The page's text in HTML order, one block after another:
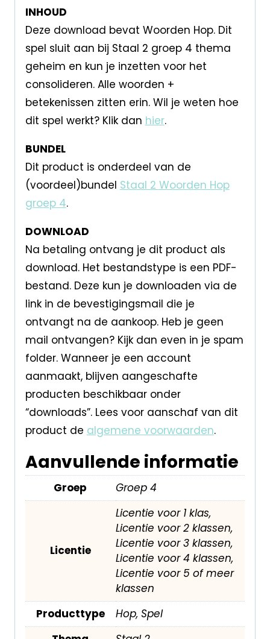
INHOUD
Deze download bevat Woorden Hop. Dit
spel sluit aan bij Staal 2 groep 4 thema
geheim en kun je inzetten voor het
consolideren. Alle woorden +
betekenissen zitten erin. Wil je weten hoe
dit spel werkt? Klik dan hier.
BUNDEL
Dit product is onderdeel van de
(voordeel)bundel Staal 2 Woorden Hop
groep 4.
DOWNLOAD
Na betaling ontvang je dit product als
download. Het bestandstype is een PDF-
bestand. Deze kun je downloaden via de
link in de bevestigingsmail die je
ontvangt na de aankoop. Heb je geen
mail ontvangen? Kijk dan even in je spam
folder. Wanneer je een account
aanmaakt, blijven aangeschafte
producten beschikbaar onder
“downloads”. Lees voor aanschaf van dit
product de algemene voorwaarden.
Aanvullende informatie
Groep Groep 4
Licentie
Licentie voor 1 klas,
Licentie voor 2 klassen,
Licentie voor 3 klassen,
Licentie voor 4 klassen,
Licentie voor 5 of meer
klassen
Producttype
Hop, Spel